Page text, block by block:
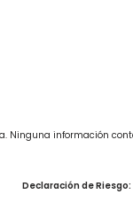
Ninguna información
Declaración de Riesgo: